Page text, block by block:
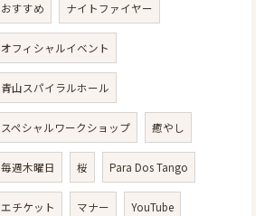
おすすめ ナイトファイヤー
オフィシャルイベント
青山スパイラルホール
スペシャルワークショップ 癒やし
毎週木曜日 桜 Para Dos Tango
エチケット マナー YouTube